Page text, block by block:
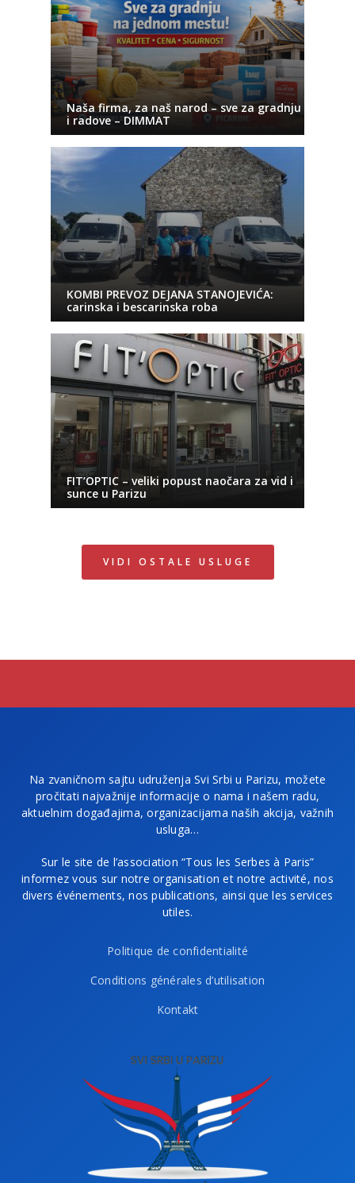
Naša firma, za naš narod – sve za gradnju
i radove – DIMMAT
KOMBI PREVOZ DEJANA STANOJEVIĆA:
carinska i bescarinska roba
FIT’OPTIC – veliki popust naočara za vid i
sunce u Parizu
VIDI OSTALE USLUGE
Na zvaničnom sajtu udruženja Svi Srbi u Parizu, možete
pročitati najvažnije informacije o nama i našem radu,
aktuelnim događajima, organizacijama naših akcija, važnih
usluga…
Sur le site de l’association “Tous les Serbes à Paris”
informez vous sur notre organisation et notre activité, nos
divers événements, nos publications, ainsi que les services
utiles.
Politique de confidentialité
Conditions générales d’utilisation
Kontakt